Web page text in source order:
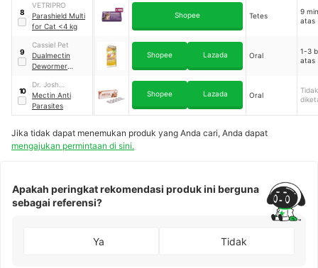
8
VETRIPRO
Parashield Multi
for Cat <4 kg
Shopee Tetes
9
atas
9
Cassiel Pet
Dualmectin
Dewormer
Tablets for Cats
Shopee Lazada Oral
1-3
atas
10
Dr. Josh
Laboratories
Mectin Anti
Parasites
Shopee Lazada Oral
Tidak
Jika tidak dapat menemukan produk yang Anda cari, Anda dapat
mengajukan permintaan di sini.
Apakah peringkat rekomendasi produk ini berguna
sebagai referensi?
Ya Tidak